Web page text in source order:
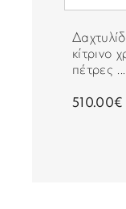
κίτρινο
πέτρες ...
510.00€